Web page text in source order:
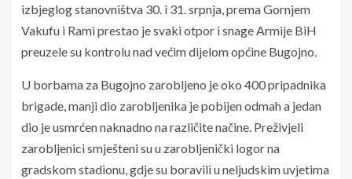
izbjeglog stanovništva 30. i 31. srpnja, prema Gornjem
Vakufu i Rami prestao je svaki otpor i snage Armije BiH
preuzele su kontrolu nad većim dijelom općine Bugojno.
U borbama za Bugojno zarobljeno je oko 400 pripadnika
brigade, manji dio zarobljenika je pobijen odmah a jedan
dio je usmrćen naknadno na različite načine. Preživjeli
zarobljenici smješteni su u zarobljenički logor na
gradskom stadionu, gdje su boravili u neljudskim uvjetima